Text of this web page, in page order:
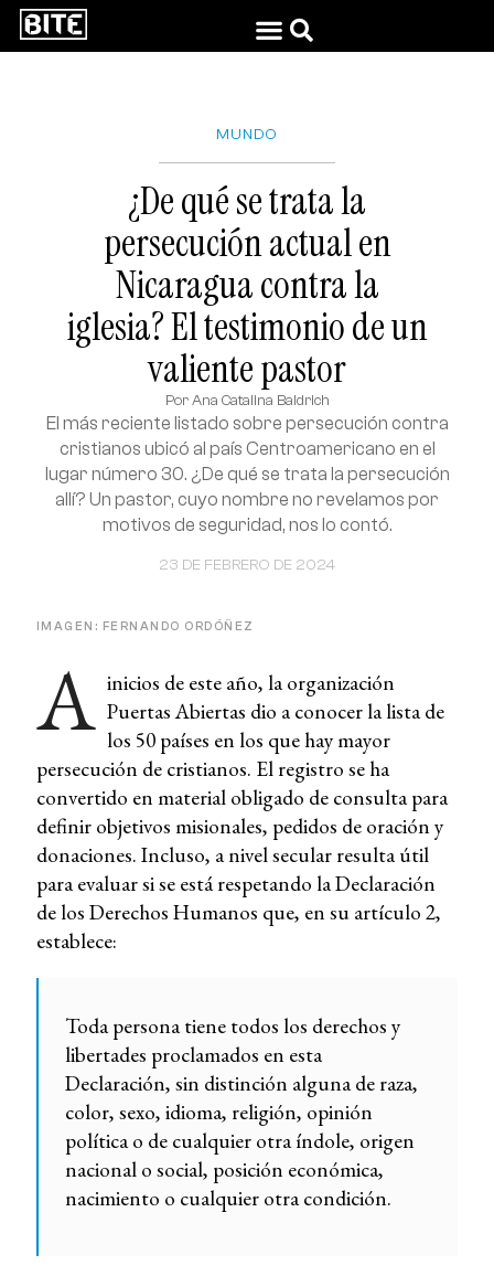
MUNDO
¿De qué se trata la
persecución actual en
Nicaragua contra la
iglesia? El testimonio de un
valiente pastor
Por Ana Catalina Baldrich
23 DE FEBRERO DE 2024
El más reciente listado sobre persecución contra
cristianos ubicó al país Centroamericano en el
lugar número 30. ¿De qué se trata la persecución
allí? Un pastor, cuyo nombre no revelamos por
motivos de seguridad, nos lo contó.
IMAGEN: FERNANDO ORDÓÑEZ
A inicios de este año, la organización
Puertas Abiertas dio a conocer la lista de
los 50 países en los que hay mayor
persecución de cristianos. El registro se ha
convertido en material obligado de consulta para
definir objetivos misionales, pedidos de oración y
donaciones. Incluso, a nivel secular resulta útil
para evaluar si se está respetando la Declaración
de los Derechos Humanos que, en su artículo 2,
establece:
Toda persona tiene todos los derechos y
libertades proclamados en esta
Declaración, sin distinción alguna de raza,
color, sexo, idioma, religión, opinión
política o de cualquier otra índole, origen
nacional o social, posición económica,
nacimiento o cualquier otra condición.